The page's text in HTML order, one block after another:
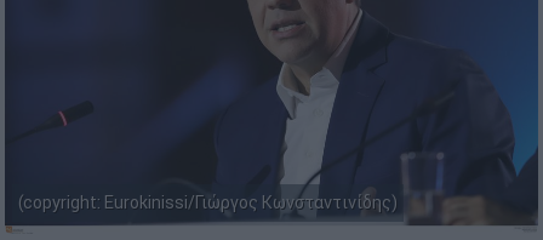
(copyright: Eurokinissi/Γιώργος Κωνσταντινίδης)